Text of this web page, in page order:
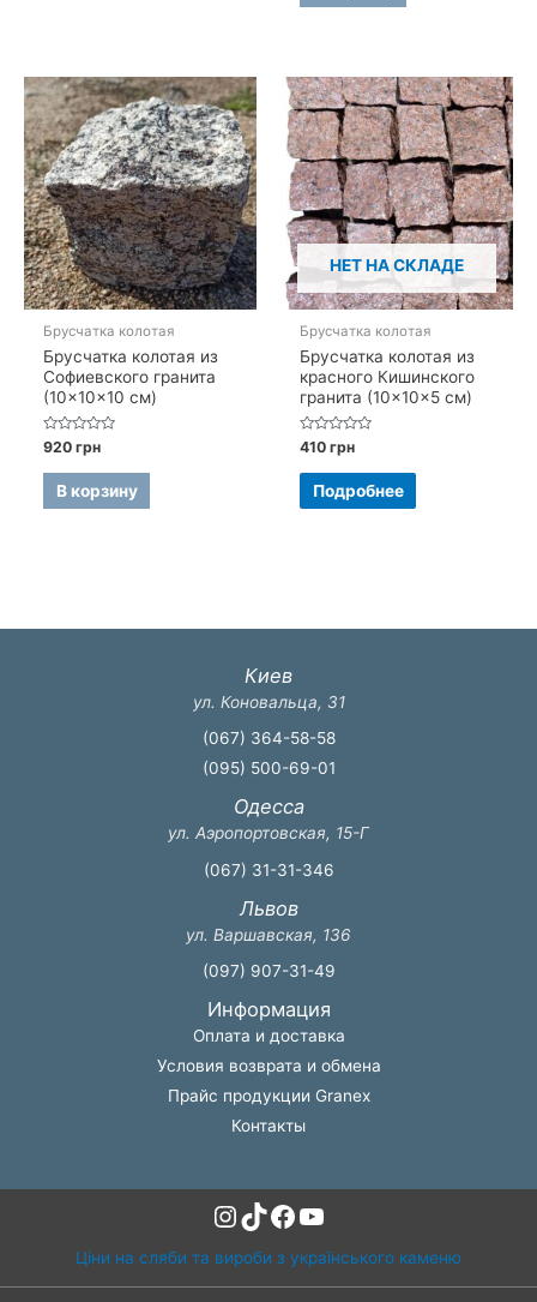
Брусчатка колотая
Брусчатка колотая из
Софиевского гранита
(10×10×10 см)
Оценка
0
из
920грн
В корзину
НЕТ НА СКЛАДЕ
Брусчатка колотая
Брусчатка колотая из
красного Кишинского
гранита (10×10×5 см)
Оценка
0
из
410грн
Подробнее
Киев
ул. Коновальца, 31
(067) 364-58-58
(095) 500-69-01
Одесса
ул. Аэропортовская, 15-Г
(067) 31-31-346
Львов
ул. Варшавская, 136
(097) 907-31-49
Информация
Оплата и доставка
Условия возврата и обмена
Прайс продукции Granex
Контакты
Instagram
TikTok
Facebook
YouTube
Ціни на сляби та вироби з українського каменю